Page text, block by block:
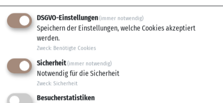
weitere Termine
11.08.2026
DSGVO-Einstellungen(immer notwendig)
Speichern der Einstellungen, welche Cookies akzeptiert
werden.
Zweck: Benötigte Cookies
Sicherheit(immer notwendig)
Notwendig für die Sicherheit
Zweck: Sicherheit
Besucherstatistiken